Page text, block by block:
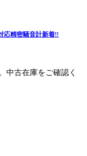
応精密騒音計新着!!
中古在庫をご確認く